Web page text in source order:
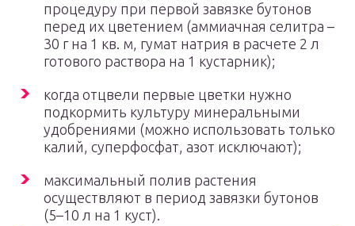
процедуру при первой завязке бутонов
перед их цветением (аммиачная селитра –
30 г на 1 кв. м, гумат натрия в расчете 2 л
готового раствора на 1 кустарник);
когда отцвели первые цветки нужно
подкормить культуру минеральными
удобрениями (можно использовать только
калий, суперфосфат, азот исключают);
максимальный полив растения
осуществляют в период завязки бутонов
(5–10 л на 1 куст).